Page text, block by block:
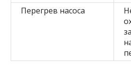
Перегрев насоса